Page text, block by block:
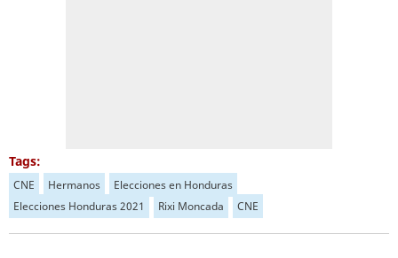
Tags:
CNE Hermanos
Elecciones en Honduras
Elecciones Honduras 2021
Rixi Moncada CNE